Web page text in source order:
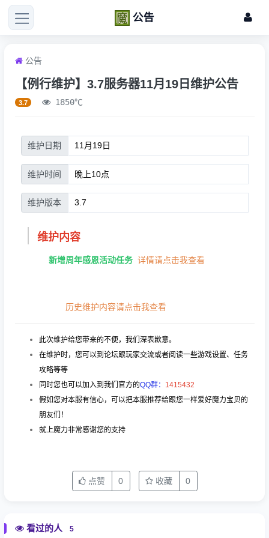
公告
公告
【例行维护】3.7服务器11月19日维护公告
3.7 1850℃
维护日期
维护时间
维护版本
维护内容
新增周年感恩活动任务 详情请点击我查看
历史维护内容请点击我查看
此次维护给您带来的不便，我们深表歉意。
在维护时，您可以到论坛跟玩家交流或者阅读一些游戏设置、任务
攻略等等
同时您也可以加入到我们官方的QQ群：
1415432
假如您对本服有信心，可以把本服推荐给跟您一样爱好魔力宝贝的
朋友们！
就上魔力非常感谢您的支持
点赞 0 收藏 0
看过的人 5